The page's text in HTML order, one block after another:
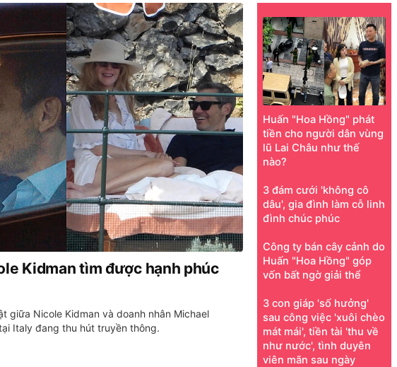
Kidman tìm được hạnh phúc
giữa Nicole Kidman và doanh nhân Michael
Italy đang thu hút truyền thông.
Huấn "Hoa Hồng" phát
tiền cho người dân vùng
lũ Lai Châu như thế
nào?
3 đám cưới 'không cô
dâu', gia đình làm cỗ linh
đình chúc phúc
Công ty bán cây cảnh do
Huấn "Hoa Hồng" góp
vốn bất ngờ giải thể
3 con giáp 'số hưởng'
sau công việc 'xuôi chèo
mát mái', tiền tài 'thu về
như nước', tình duyên
viên mãn sau ngày